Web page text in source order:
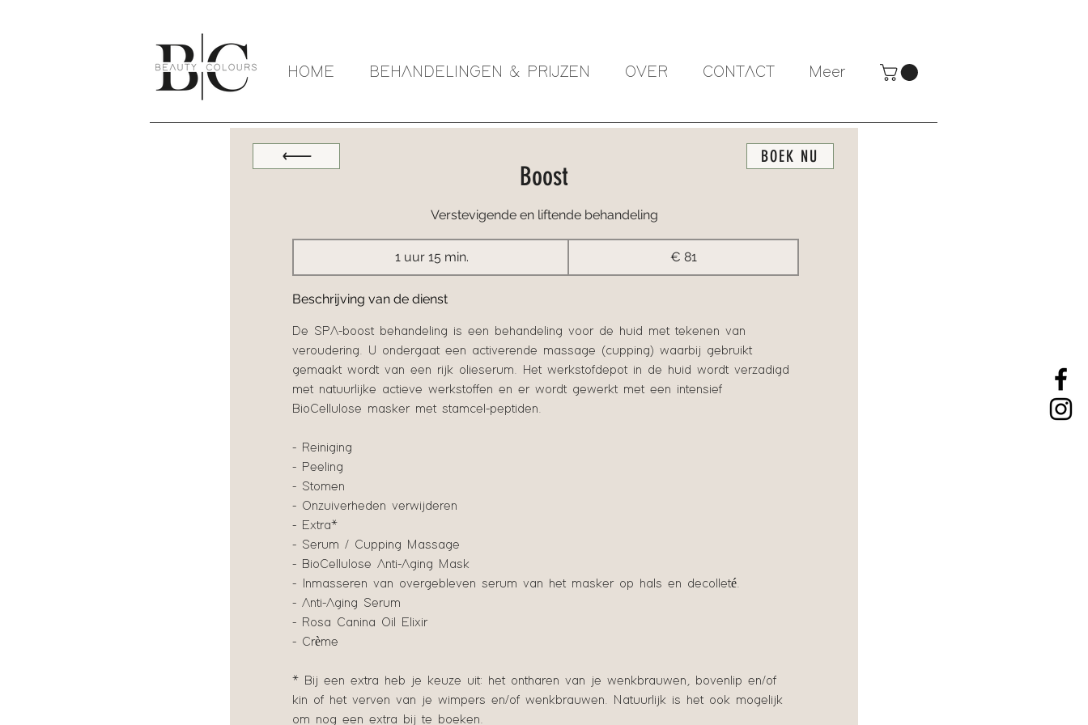
HOME BEHANDELINGEN & PRIJZEN OVER CONTACT Meer
Boost
Verstevigende en liftende behandeling
1 uur 15 min.
u
5
m
i
n
.
€ 81
Beschrijving van de dienst
De SPA-boost behandeling is een behandeling voor de huid met tekenen van
veroudering. U ondergaat een activerende massage (cupping) waarbij gebruikt
gemaakt wordt van een rijk olieserum. Het werkstofdepot in de huid wordt verzadigd
met natuurlijke actieve werkstoffen en er wordt gewerkt met een intensief
BioCellulose masker met stamcel-peptiden.
- Reiniging
- Peeling
- Stomen
- Onzuiverheden verwijderen
- Extra*
- Serum / Cupping Massage
- BioCellulose Anti-Aging Mask
- Inmasseren van overgebleven serum van het masker op hals en decolleté.
- Anti-Aging Serum
- Rosa Canina Oil Elixir
- Crème
* Bij een extra heb je keuze uit: het ontharen van je wenkbrauwen, bovenlip en/of
kin of het verven van je wimpers en/of wenkbrauwen. Natuurlijk is het ook mogelijk
om nog een extra bij te boeken.
BOEK NU